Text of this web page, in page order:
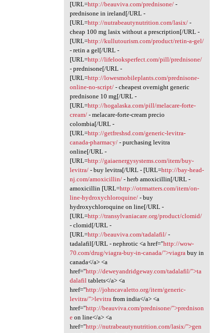
[URL=http://beauviva.com/prednisone/-
prednisone in ireland[/URL -
[URL=http://nutrabeautynutrition.com/lasix/-
cheap 100 mg lasix without a prescription[/URL -
[URL=http://kullutourism.com/product/retin-a-gel/
- retin a gel[/URL -
[URL=http://lifelooksperfect.com/pill/prednisone/
- prednisone[/URL -
[URL=http://lowesmobileplants.com/prednisone-
online-no-script/- cheapest overnight generic
prednisone 10 mg[/URL -
[URL=http://hogalaska.com/pill/melacare-forte-
cream/- melacare-forte-cream precio
colombia[/URL -
[URL=http://getfreshsd.com/generic-levitra-
canada-pharmacy/- purchasing levitra
online[/URL -
[URL=http://gaiaenergysystems.com/item/buy-
levitra/- buy levitra[/URL - [URL=http://bay-head-
nj.com/amoxicillin/- herb amoxicillin[/URL -
amoxicillin [URL=http://otrmatters.com/item/on-
line-hydroxychloroquine/- buy
hydroxychloroquine on line[/URL -
[URL=http://transylvaniacare.org/product/clomid/
- clomid[/URL -
[URL=http://beauviva.com/tadalafil/-
tadalafil[/URL - nephrotic <a href="http://wow-
70.com/drug/viagra-buy-in-canada/">viagrabuy in
canada</a> <a
href="http://deweyandridgeway.com/tadalafil/">ta
dalafiltablets</a> <a
href="http://johncavaletto.org/item/generic-
levitra/">levitrafrom india</a> <a
href="http://beauviva.com/prednisone/">prednison
eon line</a> <a
href="http://nutrabeautynutrition.com/lasix/">gen